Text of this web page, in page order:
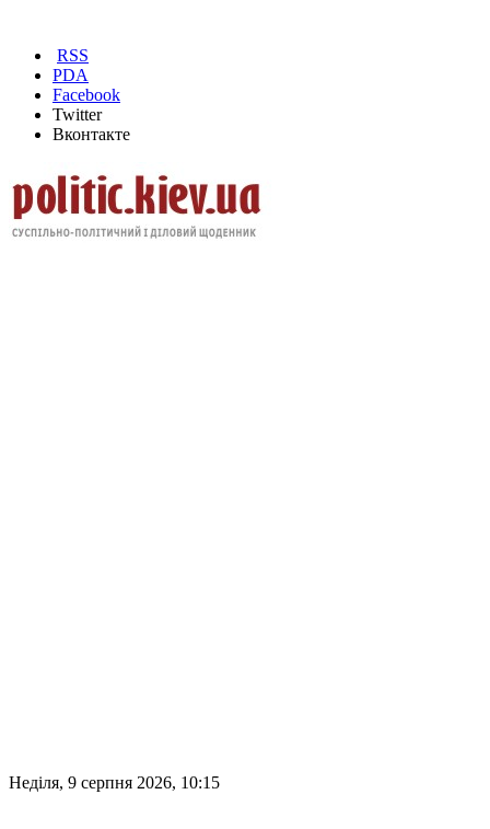
RSS
PDA
Facebook
Twitter
Вконтакте
Неділя, 9 серпня 2026, 10:15